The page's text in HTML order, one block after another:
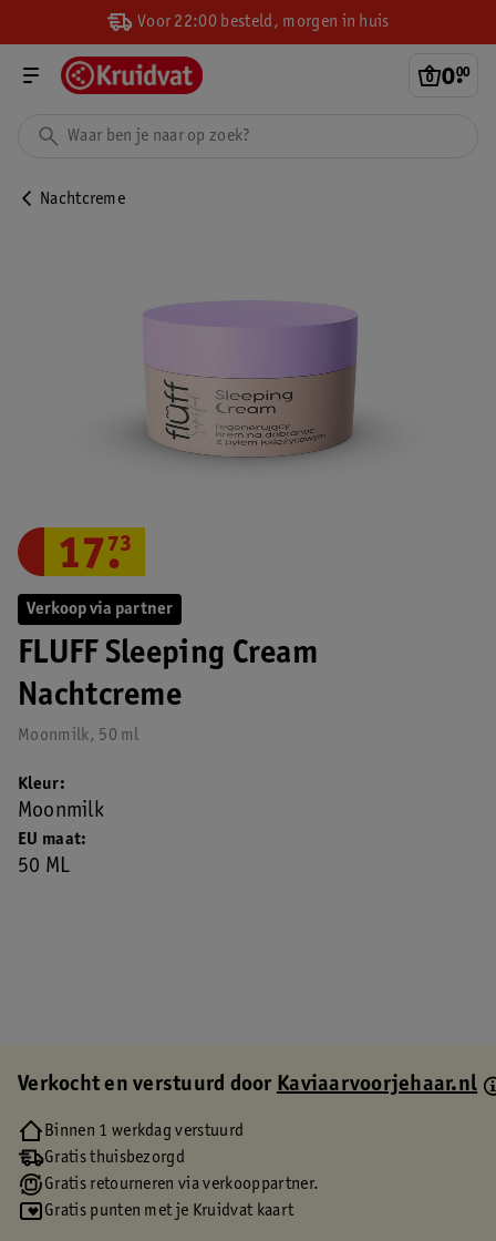
Voor 22:00 besteld, morgen in huis
0.
00
Nachtcreme
Verkoop via partner
FLUFF Sleeping Cream
Nachtcreme
Moonmilk, 50 ml
17.
73
EU maat
50 ML
Kleur
Moonmilk
Verkocht en verstuurd doorKaviaarvoorjehaar.nl
Binnen 1 werkdag verstuurd
Gratis thuisbezorgd
Gratis retourneren via verkooppartner.
Gratis punten met je Kruidvat kaart